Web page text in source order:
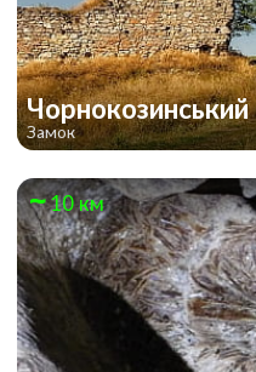
Чорнокозинський
Замок
10 км